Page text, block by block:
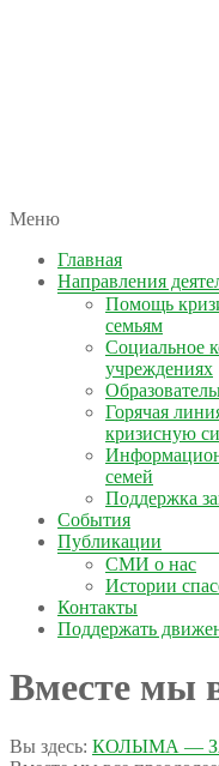
КОЛЫМА — ЗА
автономная
Меню
Главная
Направления
Помощь
семьям
Социальное
учреждениях
Горячая
кризисную
семей
Поддержка
События
Публикации
СМИ о нас
Истории
Контакты
Поддержать
Вместе мы
Вы здесь: КОЛЫМА —